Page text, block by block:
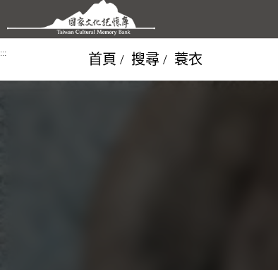
跳到主要內容區塊
::: 首頁 搜尋 蓑衣